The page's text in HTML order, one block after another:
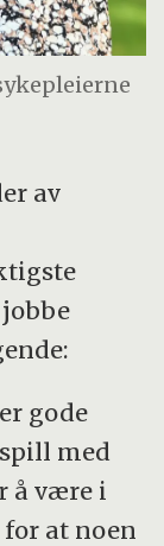
av
gode
med
å være i
at noen